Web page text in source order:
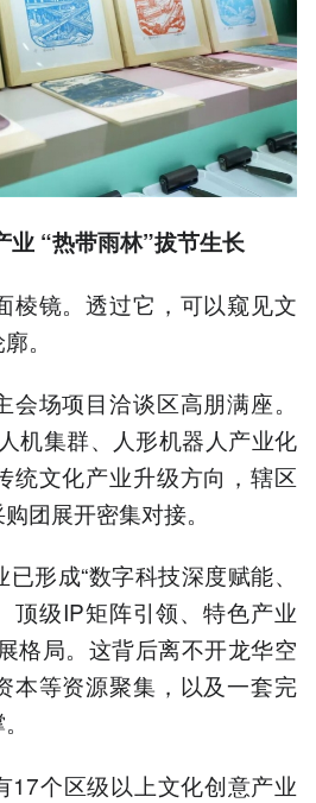
业 “热带雨林”拔节生长
棱镜。透过它，可以窥见文
。
场项目洽谈区高朋满座。
机集群、人形机器人产业化
统文化产业升级方向，辖区
团展开密集对接。
形成“数字科技深度赋能、
顶级IP矩阵引领、特色产业
格局。这背后离不开龙华空
本等资源聚集，以及一套完
17个区级以上文化创意产业